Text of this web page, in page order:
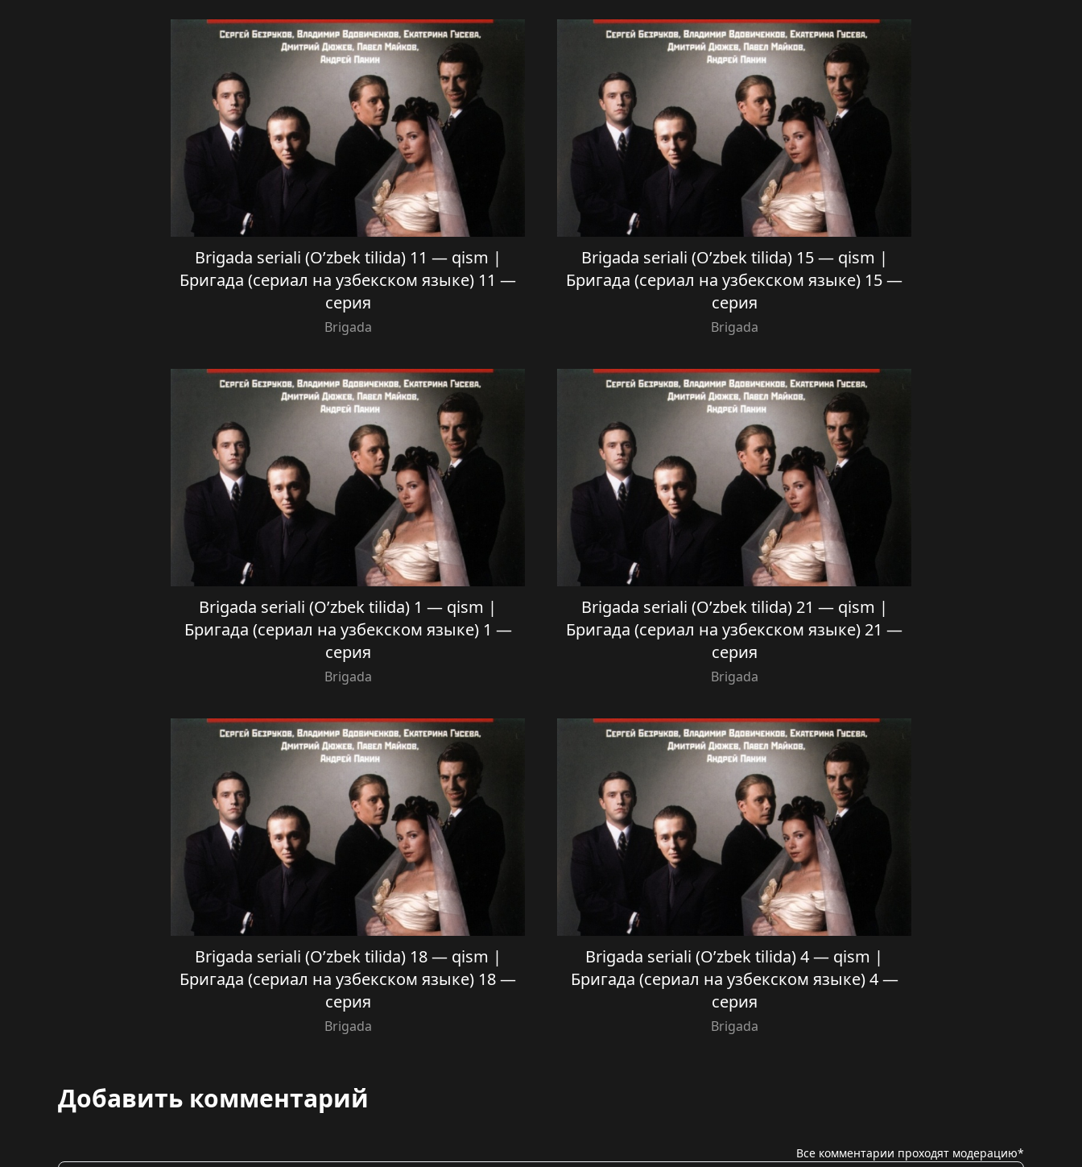
Brigada seriali (O’zbek tilida) 11 — qism |
Бригада (сериал на узбекском языке) 11 —
серия
Brigada
Brigada seriali (O’zbek tilida) 15 — qism |
Бригада (сериал на узбекском языке) 15 —
серия
Brigada
Brigada seriali (O’zbek tilida) 1 — qism |
Бригада (сериал на узбекском языке) 1 —
серия
Brigada
Brigada seriali (O’zbek tilida) 21 — qism |
Бригада (сериал на узбекском языке) 21 —
серия
Brigada
Brigada seriali (O’zbek tilida) 18 — qism |
Бригада (сериал на узбекском языке) 18 —
серия
Brigada
Brigada seriali (O’zbek tilida) 4 — qism |
Бригада (сериал на узбекском языке) 4 —
серия
Brigada
Добавить комментарий
Все комментарии проходят модерацию*